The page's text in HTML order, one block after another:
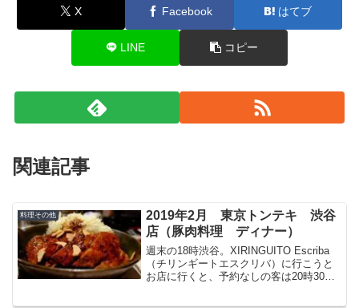
X Facebook はてブ
LINE コピー
関連記事
料理その他
2019年2月 東京トンテキ 渋谷
店（豚肉料理 ディナー）
週末の18時渋谷。XIRINGUITO Escriba
（チリンギートエスクリバ）に行こうと
お店に行くと、予約なしの客は20時30分